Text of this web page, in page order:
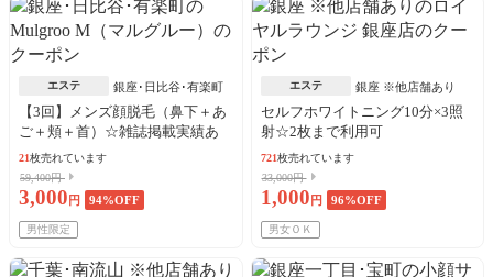
エステ 銀座･日比谷･有楽町
【3回】メンズ顔脱毛（鼻下＋あ
ご＋頬＋首）☆雑誌掲載実績あ
り
21枚売れています
59,400円
3,000 円 94%OFF
男性限定
エステ 銀座 ※他店舗あり
セルフホワイトニング10分×3照
射☆2枚まで利用可
721枚売れています
33,000円
1,000 円 96%OFF
男女ＯＫ